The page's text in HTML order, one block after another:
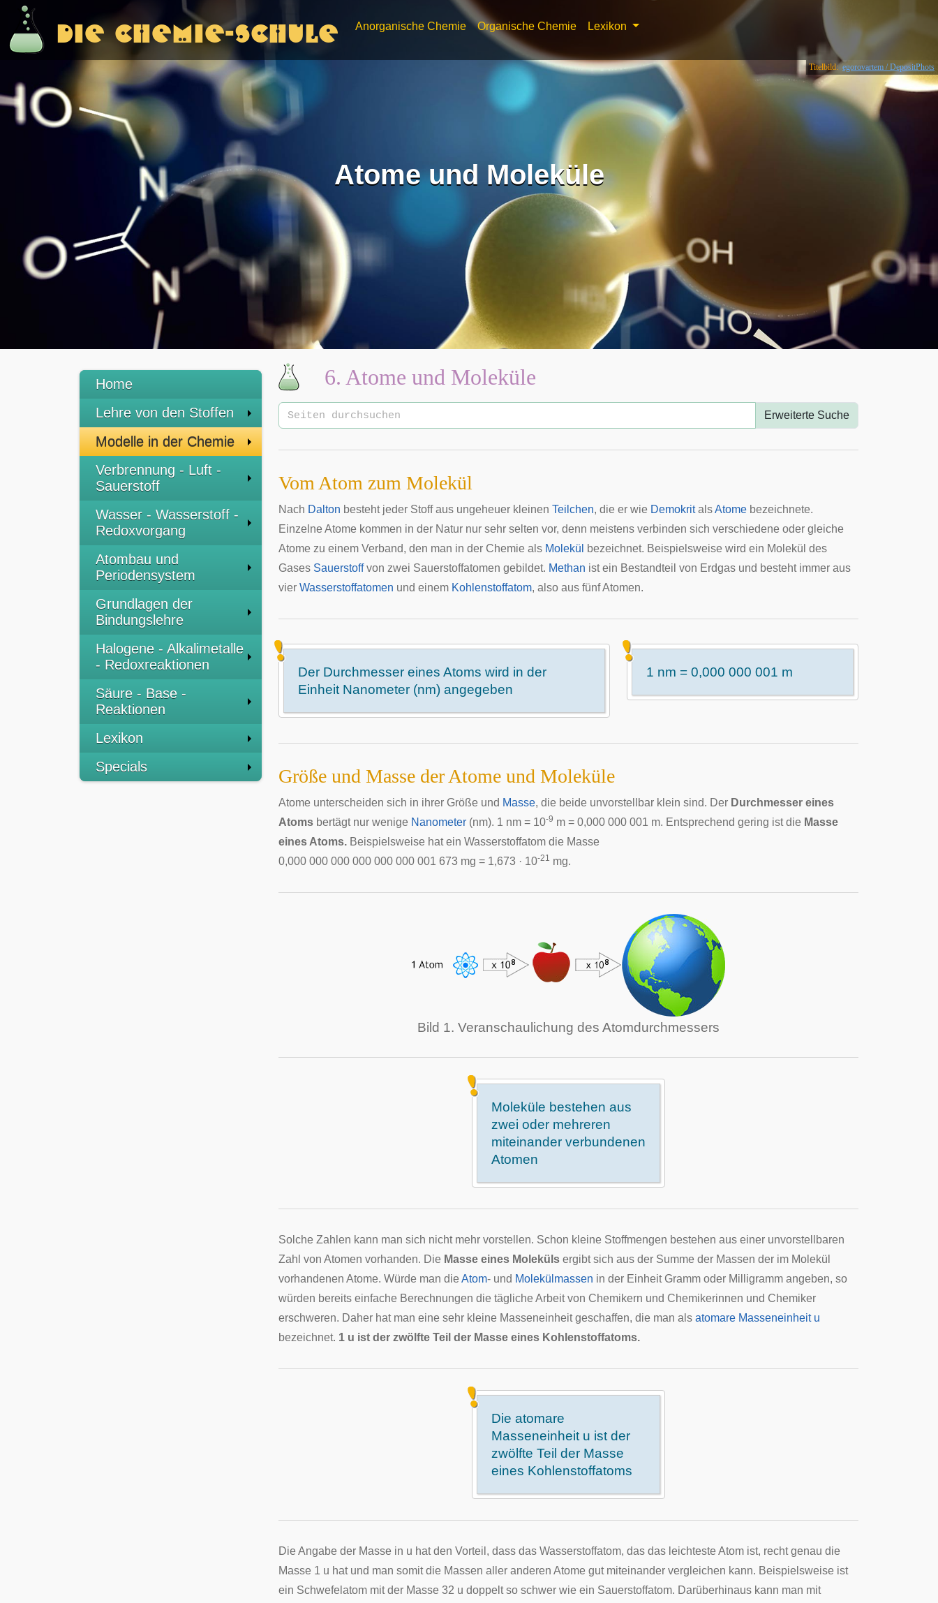
Die Chemie-Schule Anorganische Chemie Organische Chemie Lexikon
Titelbild: egorovartem / DepositPhots
Atome und Moleküle
Home
Lehre von den Stoffen
Modelle in der Chemie
Verbrennung - Luft -
Sauerstoff
Wasser - Wasserstoff -
Redoxvorgang
Atombau und
Periodensystem
Grundlagen der
Bindungslehre
Halogene - Alkalimetalle
- Redoxreaktionen
Säure - Base -
Reaktionen
Lexikon
Specials
6. Atome und Moleküle
Erweiterte Suche
Vom Atom zum Molekül
Nach Dalton besteht jeder Stoff aus ungeheuer kleinen Teilchen, die er wie DemokritalsAtome bezeichnete.
Einzelne Atome kommen in der Natur nur sehr selten vor, denn meistens verbinden sich verschiedene oder gleiche
Atome zu einem Verband, den man in der Chemie als Molekül
bezeichnet. Beispielsweise wird ein Molekül des
Gases Sauerstoffvon zwei Sauerstoffatomen gebildet. Methan ist ein Bestandteil von Erdgas und besteht immer aus
vier Wasserstoffatomen und einem Kohlenstoffatom, also aus fünf Atomen.
Der Durchmesser eines Atoms wird in der
Einheit Nanometer (nm) angegeben
1 nm = 0,000 000 001 m
Größe und Masse der Atome und Moleküle
Atome unterscheiden sich in ihrer Größe und Masse, die beide unvorstellbar klein sind. Der Durchmesser eines
Atoms bertägt nur wenige Nanometer (nm). 1 nm = 10-9 m = 0,000 000 001 m. Entsprechend gering ist die Masse
eines Atoms. Beispielsweise hat ein Wasserstoffatom die Masse
0,000 000 000 000 000 000 001 673 mg = 1,673 · 10-21 mg.
Bild 1. Veranschaulichung des Atomdurchmessers
Moleküle bestehen aus
zwei oder mehreren
miteinander verbundenen
Atomen
Solche Zahlen kann man sich nicht mehr vorstellen. Schon kleine Stoffmengen bestehen aus einer unvorstellbaren
Zahl von Atomen vorhanden. Die Masse eines Moleküls ergibt sich aus der Summe der Massen der im Molekül
vorhandenen Atome. Würde man die Atom- und Molekülmassen in der Einheit Gramm oder Milligramm angeben, so
würden bereits einfache Berechnungen die tägliche Arbeit von Chemikern und Chemikerinnen und Chemiker
erschweren. Daher hat man eine sehr kleine Masseneinheit geschaffen, die man als atomare Masseneinheit u
bezeichnet. 1 u ist der zwölfte Teil der Masse eines Kohlenstoffatoms.
Die atomare
Masseneinheit u ist der
zwölfte Teil der Masse
eines Kohlenstoffatoms
Die Angabe der Masse in u hat den Vorteil, dass das Wasserstoffatom, das das leichteste Atom ist, recht genau die
Masse 1 u hat und man somit die Massen aller anderen Atome gut miteinander vergleichen kann. Beispielsweise ist
ein Schwefelatom mit der Masse 32 u doppelt so schwer wie ein Sauerstoffatom. Darüberhinaus kann man mit